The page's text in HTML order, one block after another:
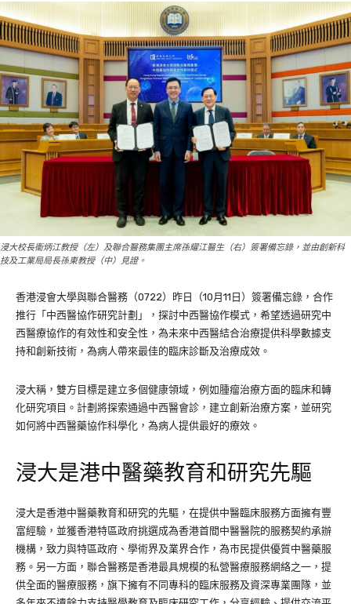
浸大校長衞炳江教授（左）及聯合醫務集團主席孫耀江醫生（右）簽署備忘錄，並由創新科
技及工業局局長孫東教授（中）見證。
香港浸會大學與聯合醫務（0722）昨日（10月11日）簽署備忘錄，合作
推行「中西醫協作研究計劃」，探討中西醫協作模式，希望透過研究中
西醫療協作的有效性和安全性，為未來中西醫結合治療提供科學數據支
持和創新技術，為病人帶來最佳的臨床診斷及治療成效。
浸大稱，雙方目標是建立多個健康領域，例如腫瘤治療方面的臨床和轉
化研究項目。計劃將探索通過中西醫會診，建立創新治療方案，並研究
如何將中西醫藥協作科學化，為病人提供最好的療效。
浸大是港中醫藥教育和研究先驅
浸大是香港中醫藥教育和研究的先驅，在提供中醫臨床服務方面擁有豐
富經驗，並獲香港特區政府挑選成為香港首間中醫醫院的服務契約承辦
機構，致力與特區政府、學術界及業界合作，為市民提供優質中醫藥服
務。另一方面，聯合醫務是香港最具規模的私營醫療服務網絡之一，提
供全面的醫療服務，旗下擁有不同專科的臨床服務及資深專業團隊，並